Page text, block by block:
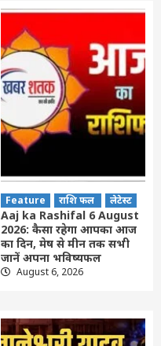
Feature राशि फल लेटेस्ट
Aaj ka Rashifal 6 August
2026: कैसा रहेगा आपका आज
का द‍िन, मेष से मीन तक सभी
जानें अपना भविष्यफल
August 6, 2026